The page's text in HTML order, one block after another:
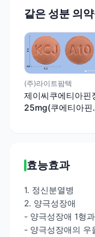
같은 성분 의
(주)라이트팜텍
제이씨쿠에티아핀
25mg(쿠에티아핀
효능효과
1. 정신분열병
2. 양극성장애
- 양극성장애 1형
- 양극성장애의 우